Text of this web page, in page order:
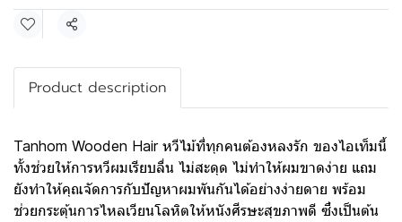
Share
Product description
Tanhom Wooden Hair หวีไม้ที่ทุกคนต้องหลงรัก ของไอเท็มนี้
ทั้งช่วยให้การหวีผมเรียบลื่น ไม่สะดุด ไม่ทำให้ผมขาดง่าย แถม
ยังทำให้คุณจัดการกับปัญหาผมพันกันได้อย่างง่ายดาย พร้อม
ช่วยกระตุ้นการไหลเวียนโลหิตให้หนังศีรษะสุขภาพดี ซึ่งเป็นต้น